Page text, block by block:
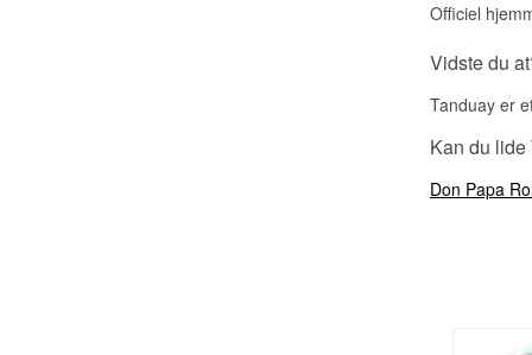
Officiel
Vidste du
Tanduay er
Kan du lide
Don Papa